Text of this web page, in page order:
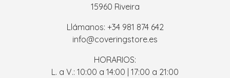
15960 Riveira
Llámanos: +34 981 874 642
info@coveringstore.es
HORARIOS:
L. a V.: 10:00 a 14:00 | 17:00 a 21:00